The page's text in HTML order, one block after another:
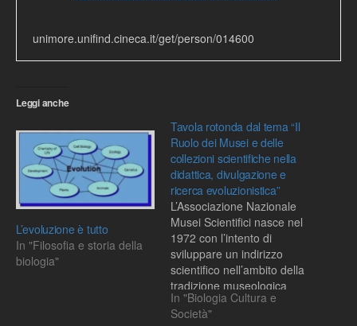
unimore.unifind.cineca.it/get/person/014600
Leggi anche
L’evoluzione è tutto
In "Filosofia e storia della
biologia"
Tavola rotonda dal tema “Il
Ruolo dei Musei e delle
collezioni scientifiche nella
didattica, divulgazione e
ricerca evoluzionistica”
L’Associazione Nazionale
Musei Scientifici nasce nel
1972 con l’intento di
sviluppare un indirizzo
scientifico nell’ambito della
tradizione museologica
italiana. Essa sostiene
l’eccellenza nello sviluppo
In "Biologia Cultura e
Società"